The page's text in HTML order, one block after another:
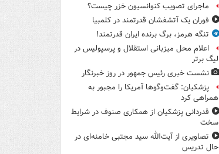
ماجرای تصویب کنوانسیون خزر چیست؟
فوران یک آتشفشان قدرتمند در کلمبیا
تنگه هرمز، برگ برنده ایران قدرتمند!
اعلام محل میزبانی استقلال و پرسپولیس در
لیگ برتر
نشست خبری رئیس جمهور در روز خبرنگار
پزشکیان: گفت‌وگوها آمریکا را مجبور به
همراهی کرد
قدردانی پزشکیان از همکاری صنوف در شرایط
سخت
تصاویری از آیت‌الله سید مجتبی خامنه‌ای در
حال تدریس